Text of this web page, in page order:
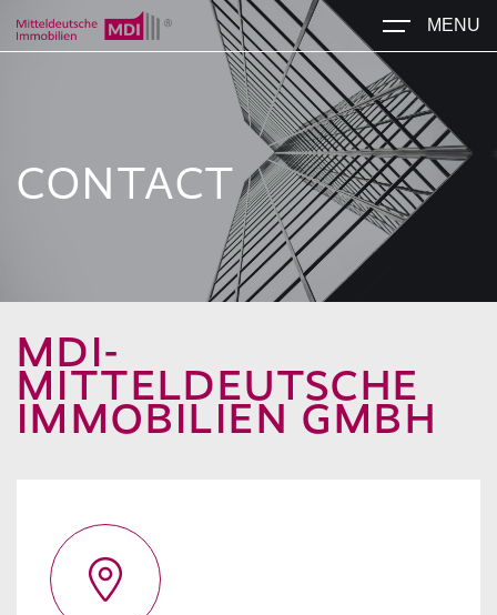
MENU
CONTACT
MDI-
MITTELDEUTSCHE
IMMOBILIEN GMBH